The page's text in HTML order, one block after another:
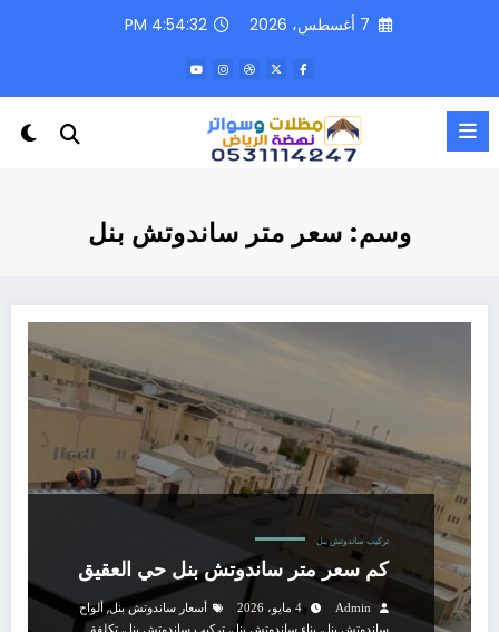
7 أغسطس، 2026 4:54:32 PM
وسم: سعر متر ساندوتش بنل
تركيب ساندوتش بنل
كم سعر متر ساندوتش بنل حي العقيق
Admin 4 مايو، 2026 أسعار ساندوتش بنل, ألواح
ساندوتش بنل بناء ساندوتش بنل تركيب ساندوتش بنل تكلفة